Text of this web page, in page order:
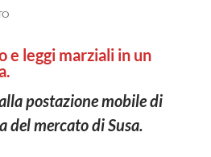
e leggi marziali in un
postazione mobile di
del mercato di Susa.